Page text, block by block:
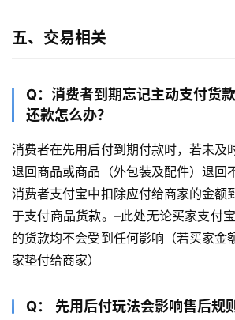
五、交易相关
Q：消费者到期忘记主动支付货
还款怎么办？
消费者在先用后付到期付款时，若未及
退回商品或商品（外包装及配件）退回
消费者支付宝中扣除应付给商家的金额
于支付商品货款。–此处无论买家支付
的货款均不会受到任何影响（若买家金
家垫付给商家）
Q： 先用后付玩法会影响售后规